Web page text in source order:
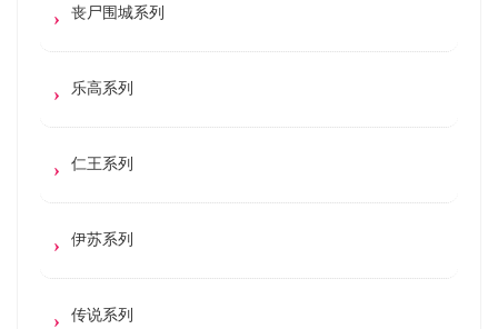
丧尸围城系列
乐高系列
仁王系列
伊苏系列
传说系列